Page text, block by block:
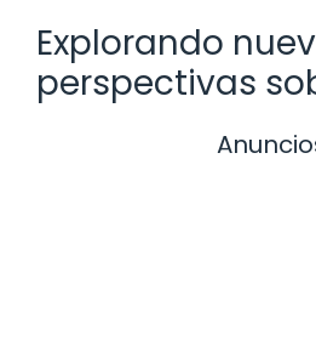
Explorando
perspectivas